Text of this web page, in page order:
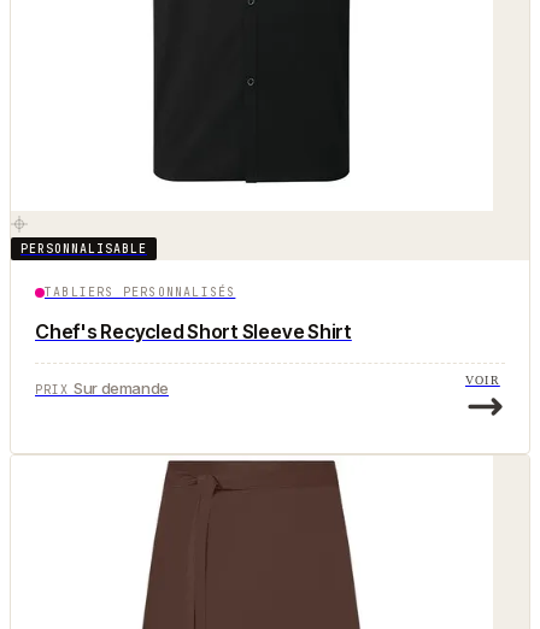
PERSONNALISABLE
TABLIERS PERSONNALISÉS
Chef's Recycled Short Sleeve Shirt
PRIX Sur demande VOIR